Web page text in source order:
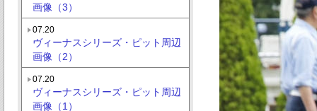
画像（3）
07.20
ヴィーナスシリーズ・ピット周辺
画像（2）
07.20
ヴィーナスシリーズ・ピット周辺
画像（1）